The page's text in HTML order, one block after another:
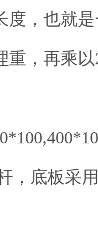
度，也就
重，再乘
，底板采